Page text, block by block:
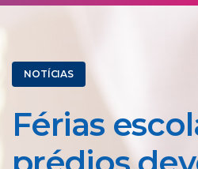
NOTÍCIAS
Férias